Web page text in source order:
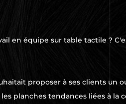
en équipe sur table tactile ?
proposer à ses clients un
planches tendances liées à la